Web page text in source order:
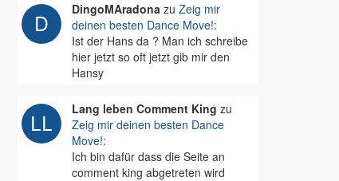
DingoMAradonazu Zeig mir
deinen besten Dance Move!:
Ist der Hans da ? Man ich schreibe
hier jetzt so oft jetzt gib mir den
Hansy
Lang leben Comment King zu
Zeig mir deinen besten Dance
Move!:
Ich bin dafür dass die Seite an
comment king abgetreten wird